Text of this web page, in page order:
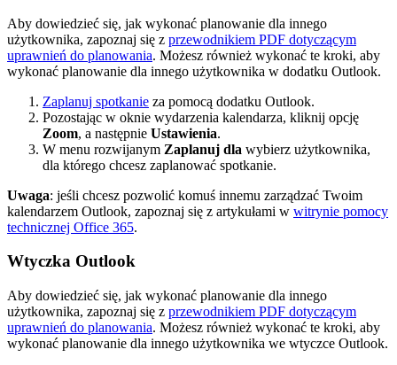
Aby dowiedzieć się, jak wykonać planowanie dla innego
użytkownika, zapoznaj się z przewodnikiem PDF dotyczącym
uprawnień do planowania. Możesz również wykonać te kroki, aby
wykonać planowanie dla innego użytkownika w dodatku Outlook.
Zaplanuj spotkanie za pomocą dodatku Outlook.
Pozostając w oknie wydarzenia kalendarza, kliknij opcję
Zoom, a następnie Ustawienia.
W menu rozwijanym Zaplanuj dla wybierz użytkownika,
dla którego chcesz zaplanować spotkanie.
Uwaga: jeśli chcesz pozwolić komuś innemu zarządzać Twoim
kalendarzem Outlook, zapoznaj się z artykułami w witrynie pomocy
technicznej Office 365.
Wtyczka Outlook
Aby dowiedzieć się, jak wykonać planowanie dla innego
użytkownika, zapoznaj się z przewodnikiem PDF dotyczącym
uprawnień do planowania. Możesz również wykonać te kroki, aby
wykonać planowanie dla innego użytkownika we wtyczce Outlook.